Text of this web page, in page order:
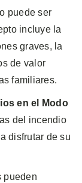
puede ser
incluye la
graves, la
de valor
familiares.
en el Modo
del incendio
disfrutar de su
pueden